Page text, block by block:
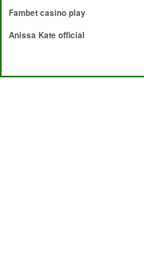
Fambet casino play
Anissa Kate official